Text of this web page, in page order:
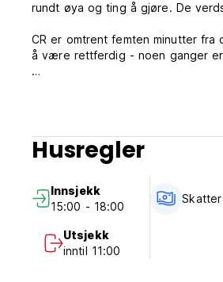
rundt øya og ting å gjøre. De
CR er omtrent femten minutter
å være rettferdig - noen ganger
Å bo på CR er mer enn bare et
Husregler
Innsjekk
15:00 - 18:00
Utsjekk
inntil 11:00